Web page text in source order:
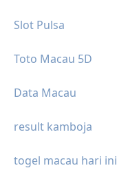
Slot Pulsa
Toto Macau 5D
Data Macau
result kamboja
togel macau hari ini